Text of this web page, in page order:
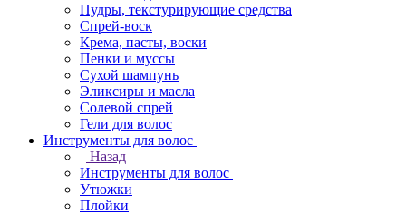
Пудры, текстурирующие средства
Спрей-воск
Крема, пасты, воски
Пенки и муссы
Сухой шампунь
Эликсиры и масла
Солевой спрей
Гели для волос
Инструменты для волос
Назад
Инструменты для волос
Утюжки
Плойки